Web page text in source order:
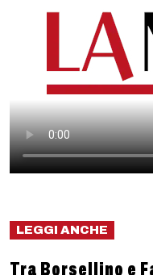
LEGGI ANCHE
Tra Borsellino e